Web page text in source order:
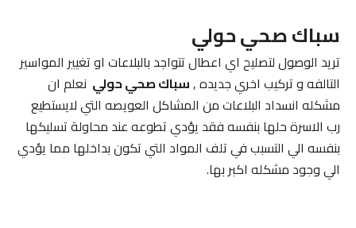
سباك صحي حولي
تريد الوصول لتصليح اي اعطال تتواجد بالبلاعات او تغيير المواسير
التالفه و تركيب اخري جديده ,سباك صحي حولينعلم ان
مشكله انسداد البلاعات من المشاكل العويصه التي لايستطيع
رب الاسرة حلها بنفسه فقد يؤدي تطوعه عند محاولة تسليكها
بنفسه الي التسبب في تلف المواد التي تكون بداخلها مما يؤدي
الي وجود مشكله اكبر بها.